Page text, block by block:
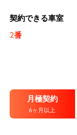
契約できる車室
2番
月極契約
6ヶ月以上